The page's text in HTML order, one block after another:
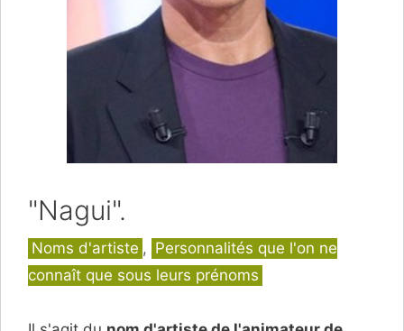
"Nagui".
Catégories
Noms d'artiste , Personnalités que l'on ne
connaît que sous leurs prénoms